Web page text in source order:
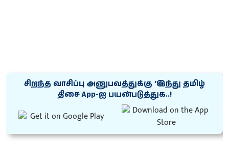
சிறந்த வாசிப்பு அனுபவத்துக்கு ‘இந்து தமிழ்
திசை App-ஐ பயன்படுத்துக..!